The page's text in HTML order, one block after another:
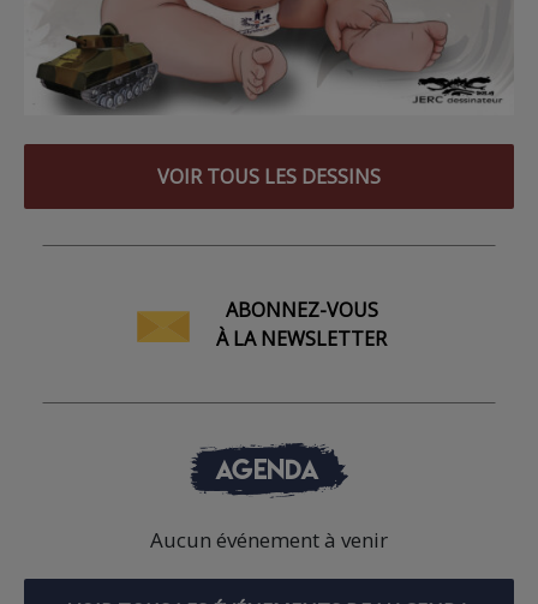
VOIR TOUS LES DESSINS
ABONNEZ-VOUS
À LA NEWSLETTER
AGENDA
Aucun événement à venir